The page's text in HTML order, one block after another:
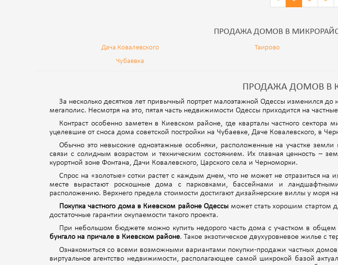
ПРОДАЖА ДОМОВ В
Дача Ковалевского Таирово
Чубаевка
ПРОДАЖА ДОМОВ В
За несколько десятков лет привычный портрет малоэтажной Одессы изменился
мегаполис. Несмотря на это, пятая часть недвижимости Одессы приходится на
Контраст особенно заметен в Киевском районе, где кварталы частного
уцелевшие от сноса дома советской постройки на Чубаевке, Даче Ковалевского, в
Обычно это невысокие одноэтажные особняки, расположенные на участке
связи с солидным возрастом и техническим состоянием. Их главная ценность –
курортной зоне Фонтана, Дачи Ковалевского, Царского села и Черноморки.
Спрос на «золотые» сотки растет с каждым днем, что не может не отразиться на
месте вырастают роскошные дома с парковками, бассейнами и
расположению. Верхнего предела стоимости достигают дизайнерские виллы у моря
Покупка частного дома в Киевском районе Одессы может стать хорошим стартом
достаточные гарантии окупаемости такого проекта.
При небольшом бюджете можно купить недорого часть дома с участком в
бунгало на причале в Киевском районе. Такое экзотическое двухуровневое жилье
Ознакомиться со всеми возможными вариантами покупки-продажи частных
виртуальное агентство недвижимости, располагающее самой шикрокой базой